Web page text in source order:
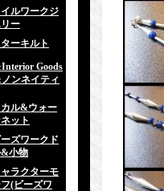
ルワークジ
ー
ーキルト
Goods
ンネイティ
ル&ウォー
ット
ズワークド
&小物
ラクターモ
(ビーズワ